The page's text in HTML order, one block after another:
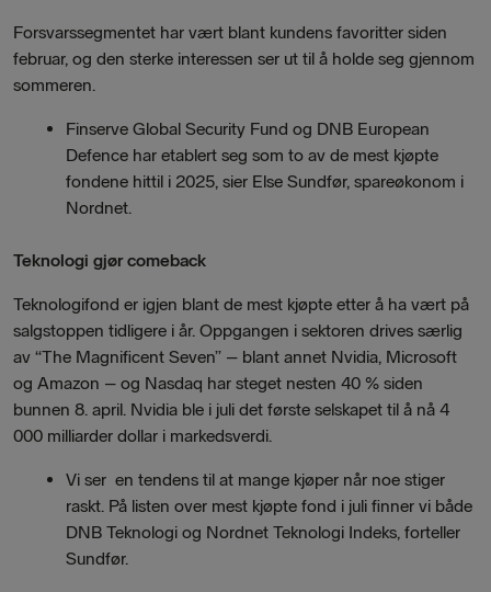
Forsvarssegmentet har vært blant kundens favoritter siden
februar, og den sterke interessen ser ut til å holde seg gjennom
sommeren.
Finserve Global Security Fund og DNB European
Defence har etablert seg som to av de mest kjøpte
fondene hittil i 2025, sier Else Sundfør, spareøkonom i
Nordnet.
Teknologi gjør comeback
Teknologifond er igjen blant de mest kjøpte etter å ha vært på
salgstoppen tidligere i år. Oppgangen i sektoren drives særlig
av “The Magnificent Seven” – blant annet Nvidia, Microsoft
og Amazon – og Nasdaq har steget nesten 40 % siden
bunnen 8. april. Nvidia ble i juli det første selskapet til å nå 4
000 milliarder dollar i markedsverdi.
Vi ser en tendens til at mange kjøper når noe stiger
raskt. På listen over mest kjøpte fond i juli finner vi både
DNB Teknologi og Nordnet Teknologi Indeks, forteller
Sundfør.